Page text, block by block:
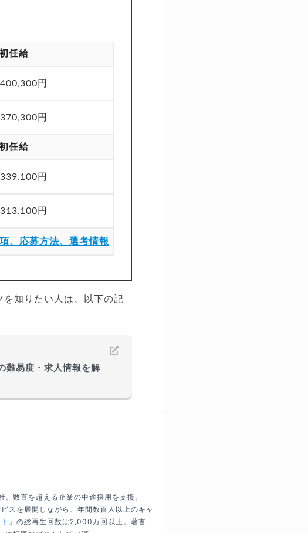
任給
円
円
任給
円
円
、応募方法、選考情報
知りたい人は、以下の記
難易度・求人情報を解
数百を超える企業の中途採用を支援。
スを展開しながら、年間数百人以上のキャ
ト」の総再生回数は2,000万回以上。著書